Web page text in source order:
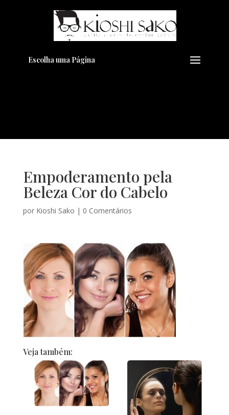
Escolha uma Página
Empoderamento pela
Beleza Cor do Cabelo
por Kioshi Sako | 0 Comentários
Veja também:
Pensando em transformar seu
Visual??